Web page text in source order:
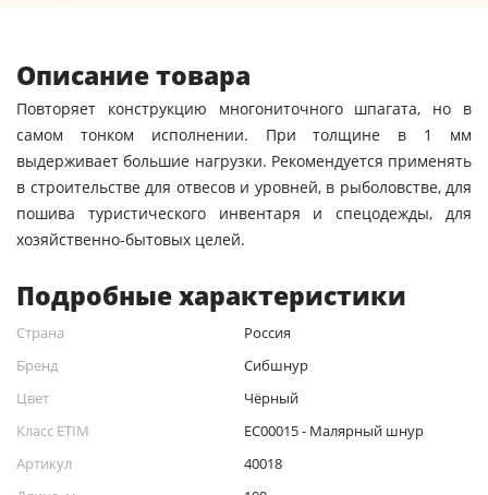
Описание товара
Повторяет конструкцию многониточного шпагата, но в
самом тонком исполнении. При толщине в 1 мм
выдерживает большие нагрузки. Рекомендуется применять
в строительстве для отвесов и уровней, в рыболовстве, для
пошива туристического инвентаря и спецодежды, для
хозяйственно-бытовых целей.
Подробные характеристики
Страна
Россия
Бренд
Сибшнур
Цвет
Чёрный
Класс ETIM
EC00015 - Малярный шнур
Артикул
40018